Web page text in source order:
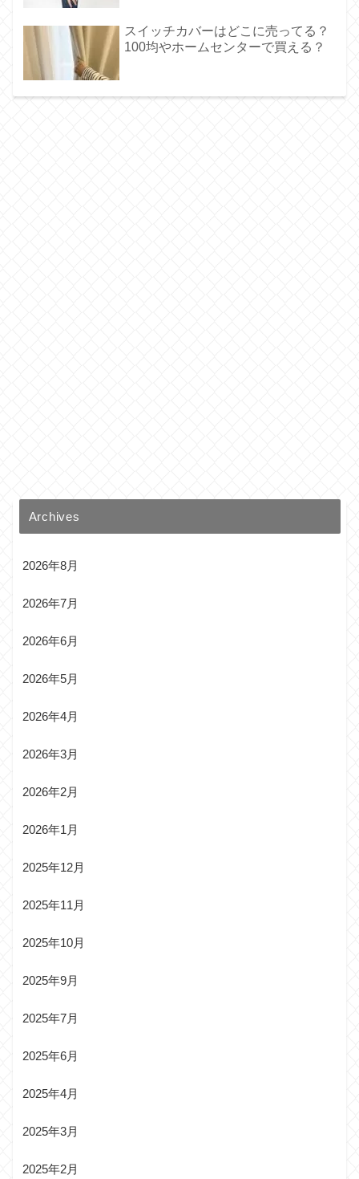
スイッチカバーはどこに売ってる？
100均やホームセンターで買える？
Archives
2026年8月
2026年7月
2026年6月
2026年5月
2026年4月
2026年3月
2026年2月
2026年1月
2025年12月
2025年11月
2025年10月
2025年9月
2025年7月
2025年6月
2025年4月
2025年3月
2025年2月